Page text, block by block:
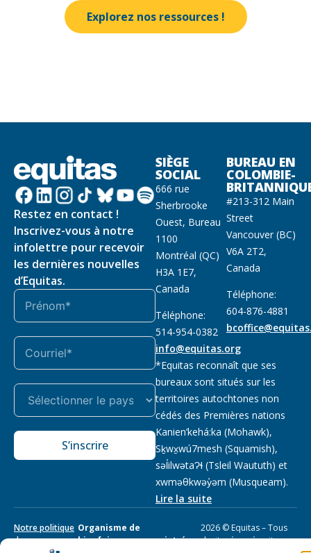
Explorez nos ressources !
Restez en contact !
Inscrivez-vous à notre
infolettre pour recevoir
les dernières nouvelles
d’Equitas.
S’inscrire
SIÈGE
SOCIAL
666 rue
Sherbrooke
Ouest, Bureau
1100
Montréal (QC)
H3A 1E7,
Canada
Téléphone:
514-954-0382
info@equitas.org
BUREAU EN
COLOMBIE-
#213-312 Main
Street
Vancouver (BC)
V6A 2T2,
Canada
Téléphone:
604-876-4881
*Equitas reconnaît que ses
bureaux sont situés sur les
territoires autochtones non
cédés des Premières nations
Kanien’kehá:ka (Mohawk),
Sḵwx̱wú7mesh (Squamish),
səl̓ilwətaɁɬ (Tsleil Waututh) et
xwməθkwəy̓əm (Musqueam).
Lire la suite
Notre politique
de
Organisme de
bienfaisance enregistré:
2026 © Equitas – Tous
droits réservés, site par